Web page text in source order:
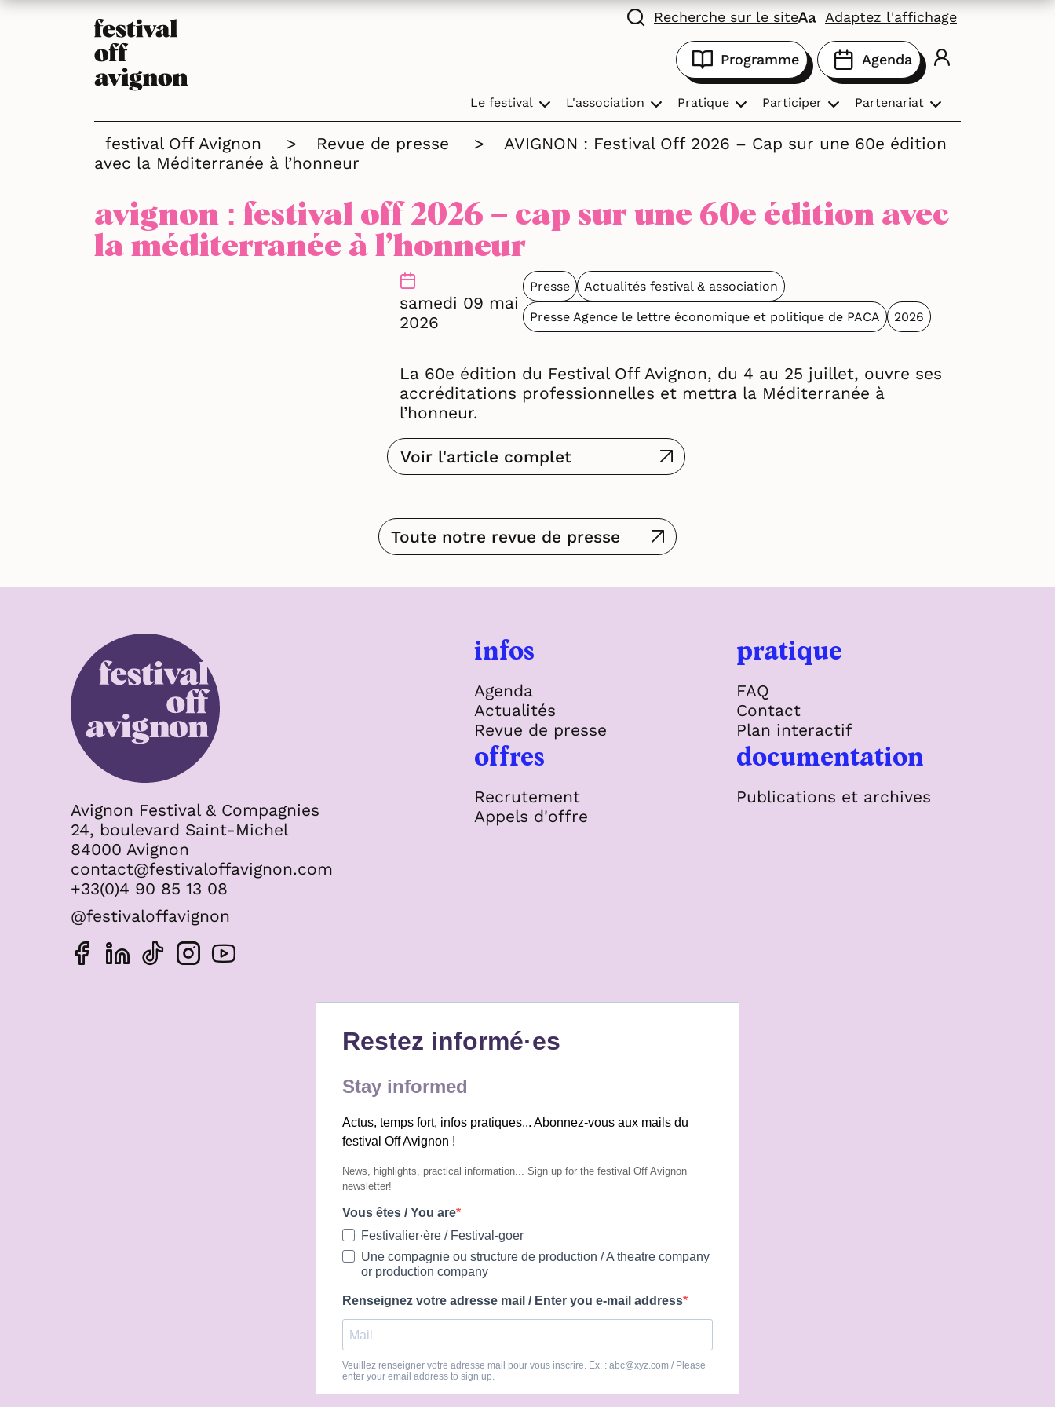
Recherche sur le site Adaptez l'affichage
Le festival L'association Pratique Participer Partenariat
Programme Agenda
festival Off Avignon > Revue de presse >
AVIGNON : Festival Off 2026 – Cap sur une 60e édition
avec la Méditerranée à l’honneur
avignon : festival off 2026 – cap sur une 60e édition avec
la méditerranée à l’honneur
samedi 09 mai
2026
Presse Actualités festival & association
Presse Agence le lettre économique et politique de PACA 2026
La 60e édition du Festival Off Avignon, du 4 au 25 juillet, ouvre ses
accréditations professionnelles et mettra la Méditerranée à
l’honneur.
Voir l'article complet
Toute notre revue de presse
Avignon Festival & Compagnies
24, boulevard Saint-Michel
84000 Avignon
contact@festivaloffavignon.com
+33(0)4 90 85 13 08
@festivaloffavignon
infos
Agenda
Actualités
Revue de presse
pratique
FAQ
Contact
Plan interactif
offres
Recrutement
Appels d'offre
documentation
Publications et archives